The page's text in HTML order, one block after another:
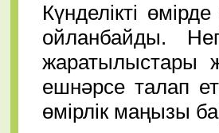
Күнделікті
ойланбайды.
жаратылыстары
ешнәрсе талап
өмірлік маңызы